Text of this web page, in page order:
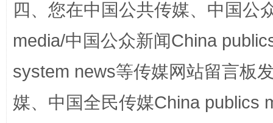
一颗心始终滚烫
四、您在中国公共传媒、中国公
media/中国公众新闻China
system news等传媒网站留言板
媒、中国全民传媒China publics